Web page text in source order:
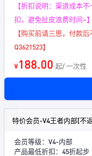
【折扣说明：渠道成本
扣，避免扯皮浪费时间~】
【购买前请三思，付款
Q3621523】
¥188.00 起/ 一次性
特价会员-V4王者内部[不
会员等级：V4-内部
产品最低折扣：45折起步